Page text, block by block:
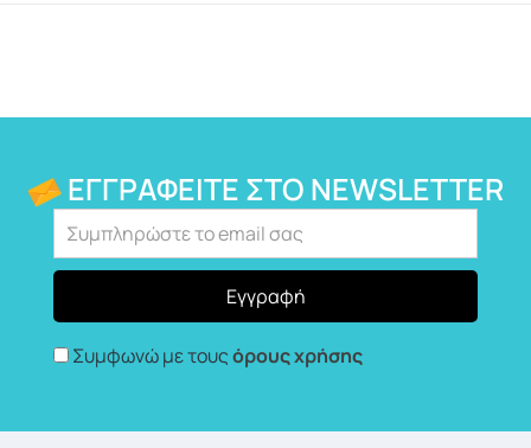
ΕΓΓΡΑΦΕΊΤΕ ΣΤΟ NEWSLETTER
Συμφωνώ με τουςόρους χρήσης